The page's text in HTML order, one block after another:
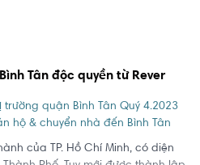
Tân độc quyền từ Rever
trường quận Bình Tân Quý 4.2023
hộ & chuyển nhà đến Bình Tân
của TP. Hồ Chí Minh, có diện